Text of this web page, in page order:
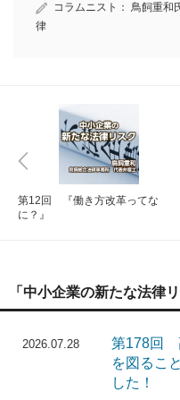
コラムニスト： 鳥飼重和
律
第12回 『働き方改革ってな
に？』
「中小企業の新たな法律
2026.07.28
第178回
を図るこ
した！